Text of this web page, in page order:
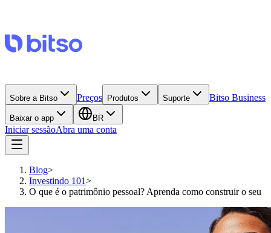
Sobre a Bitso Preços Produtos Suporte Bitso Business
Baixar o app BR
Iniciar sessãoAbra uma conta
Blog>
Investindo 101>
O que é o patrimônio pessoal? Aprenda como construir o seu